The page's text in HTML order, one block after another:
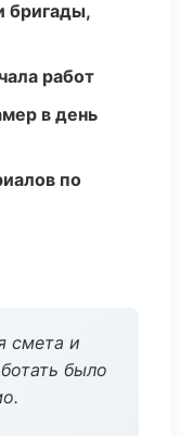
бригады,
работ
в день
по
смета и
было